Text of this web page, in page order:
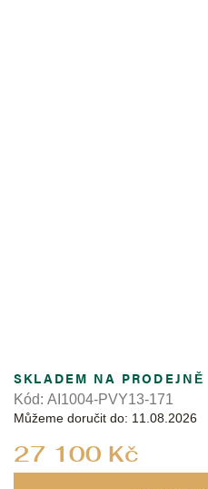
27 100 Kč
SKLADEM NA PRODEJNĚ
Můžeme doručit do: 11.08.2026
Kód: AI1004-PVY13-171